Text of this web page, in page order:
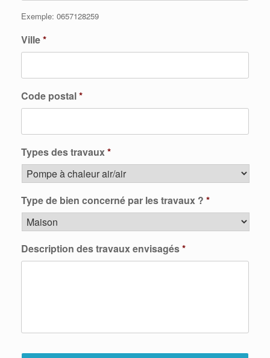
Exemple: 0657128259
Ville*
Code postal*
Types des travaux*
Type de bien concerné par les travaux ? *
Description des travaux envisagés*